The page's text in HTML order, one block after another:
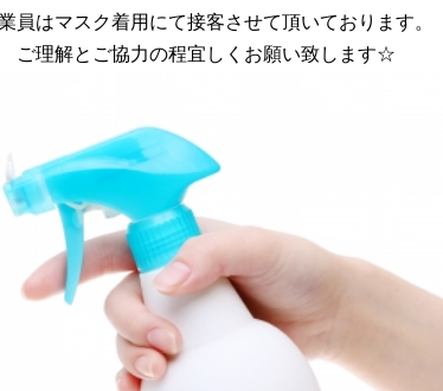
員はマスク着用にて接客させて頂いております。
ご理解とご協力の程宜しくお願い致します☆